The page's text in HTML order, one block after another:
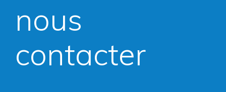
le
Facebook
le
Instagram
nous
contacter